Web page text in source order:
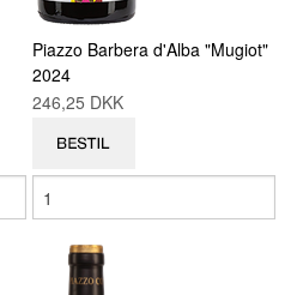
Piazzo Barbera d'Alba "Mugiot"
2024
246,25 DKK